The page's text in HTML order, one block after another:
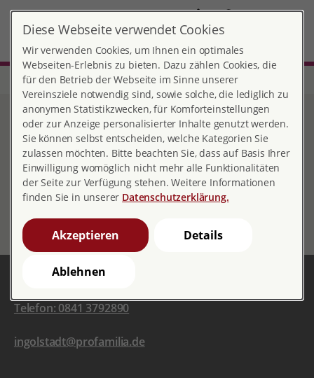
DE
Start Bayern Beratungsstelle Ingolstadt Übersetzungen
Übersetzungen
https://www.zanzu.de/
Beratungsstelle Ingolstadt
Telefon: 0841 3792890
ingolstadt@profamilia.de
Diese Webseite verwendet Cookies
Wir verwenden Cookies, um Ihnen ein optimales
Webseiten-Erlebnis zu bieten. Dazu zählen Cookies, die
für den Betrieb der Webseite im Sinne unserer
Vereinsziele notwendig sind, sowie solche, die lediglich zu
anonymen Statistikzwecken, für Komforteinstellungen
oder zur Anzeige personalisierter Inhalte genutzt werden.
Sie können selbst entscheiden, welche Kategorien Sie
zulassen möchten. Bitte beachten Sie, dass auf Basis Ihrer
Einwilligung womöglich nicht mehr alle Funktionalitäten
der Seite zur Verfügung stehen. Weitere Informationen
finden Sie in unserer Datenschutzerklärung.
Akzeptieren Details
Ablehnen